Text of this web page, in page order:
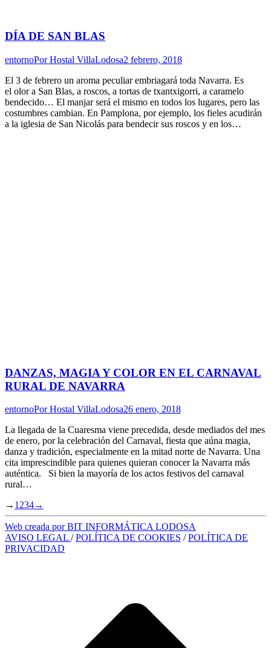
DÍA DE SAN BLAS
entornoPorHostal VillaLodosa2 febrero, 2018
El 3 de febrero un aroma peculiar embriagará toda Navarra. Es
el olor a San Blas, a roscos, a tortas de txantxigorri, a caramelo
bendecido… El manjar será el mismo en todos los lugares, pero las
costumbres cambian. En Pamplona, por ejemplo, los fieles acudirán
a la iglesia de San Nicolás para bendecir sus roscos y en los…
DANZAS, MAGIA Y COLOR EN EL CARNAVAL
RURAL DE NAVARRA
entornoPorHostal VillaLodosa26 enero, 2018
La llegada de la Cuaresma viene precedida, desde mediados del mes
de enero, por la celebración del Carnaval, fiesta que aúna magia,
danza y tradición, especialmente en la mitad norte de Navarra. Una
cita imprescindible para quienes quieran conocer la Navarra más
auténtica. Si bien la mayoría de los actos festivos del carnaval
rural…
→ 1 234→
Web creada por BIT INFORMÁTICA LODOSA
AVISO LEGAL /POLÍTICA DE COOKIES /POLÍTICA DE
PRIVACIDAD